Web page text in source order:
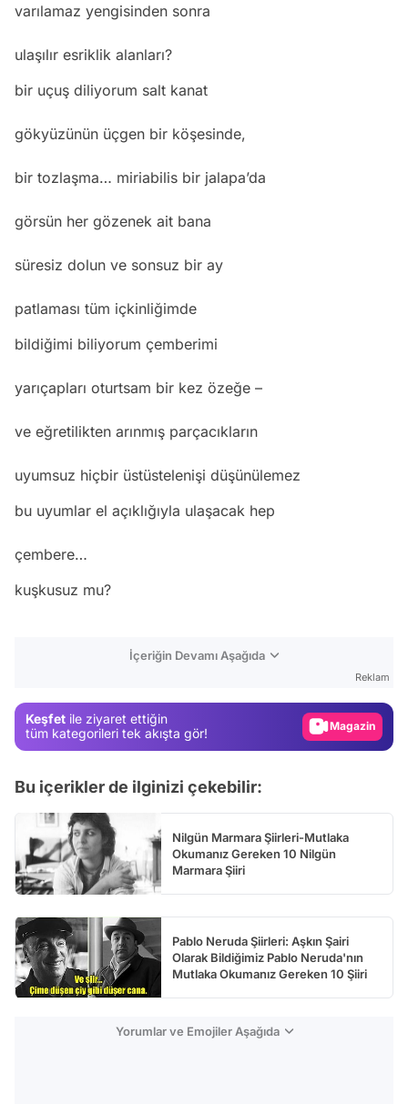
varılamaz yengisinden sonra
ulaşılır esriklik alanları?
bir uçuş diliyorum salt kanat
gökyüzünün üçgen bir köşesinde,
bir tozlaşma… miriabilis bir jalapa’da
görsün her gözenek ait bana
süresiz dolun ve sonsuz bir ay
patlaması tüm içkinliğimde
bildiğimi biliyorum çemberimi
yarıçapları oturtsam bir kez özeğe –
ve eğretilikten arınmış parçacıkların
uyumsuz hiçbir üstüstelenişi düşünülemez
bu uyumlar el açıklığıyla ulaşacak hep
çembere…
kuşkusuz mu?
İçeriğin Devamı Aşağıda
Reklam
Keşfet ile ziyaret ettiğin
tüm kategorileri tek akışta gör!
Magazin
Bu içerikler de ilginizi çekebilir:
Nilgün Marmara Şiirleri-Mutlaka
Okumanız Gereken 10 Nilgün
Marmara Şiiri
Pablo Neruda Şiirleri: Aşkın Şairi
Olarak Bildiğimiz Pablo Neruda'nın
Mutlaka Okumanız Gereken 10 Şiiri
Yorumlar ve Emojiler Aşağıda